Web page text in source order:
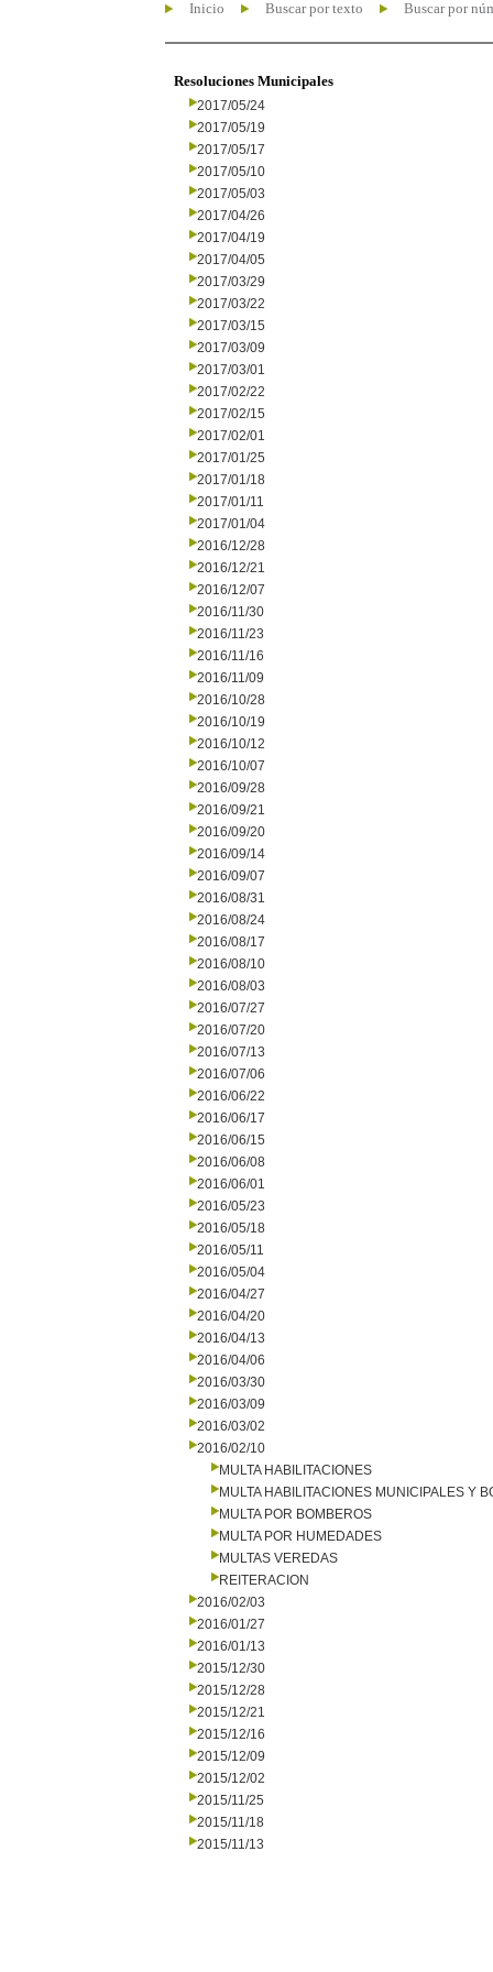
Inicio Buscar por texto Buscar por
Resoluciones Municipales
2017/05/24
2017/05/19
2017/05/17
2017/05/10
2017/05/03
2017/04/26
2017/04/19
2017/04/05
2017/03/29
2017/03/22
2017/03/15
2017/03/09
2017/03/01
2017/02/22
2017/02/15
2017/02/01
2017/01/25
2017/01/18
2017/01/11
2017/01/04
2016/12/28
2016/12/21
2016/12/07
2016/11/30
2016/11/23
2016/11/16
2016/11/09
2016/10/28
2016/10/19
2016/10/12
2016/10/07
2016/09/28
2016/09/21
2016/09/20
2016/09/14
2016/09/07
2016/08/31
2016/08/24
2016/08/17
2016/08/10
2016/08/03
2016/07/27
2016/07/20
2016/07/13
2016/07/06
2016/06/22
2016/06/17
2016/06/15
2016/06/08
2016/06/01
2016/05/23
2016/05/18
2016/05/11
2016/05/04
2016/04/27
2016/04/20
2016/04/13
2016/04/06
2016/03/30
2016/03/09
2016/03/02
2016/02/10
MULTA HABILITACIONES
MULTA HABILITACIONES MUNICIPALES Y
MULTA POR BOMBEROS
MULTA POR HUMEDADES
MULTAS VEREDAS
REITERACION
2016/02/03
2016/01/27
2016/01/13
2015/12/30
2015/12/28
2015/12/21
2015/12/16
2015/12/09
2015/12/02
2015/11/25
2015/11/18
2015/11/13